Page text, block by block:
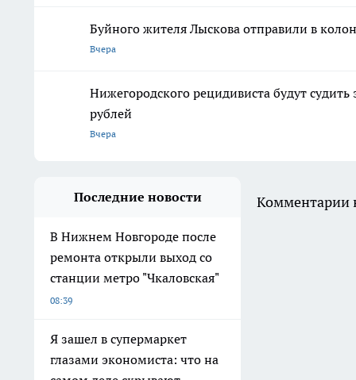
Буйного жителя Лыскова отправили в
Вчера
Нижегородского рецидивиста будут
рублей
Вчера
Последние новости
В Нижнем Новгороде после
ремонта открыли выход со
станции метро "Чкаловская"
08:39
Я зашел в супермаркет
глазами экономиста: что на
Комментарии